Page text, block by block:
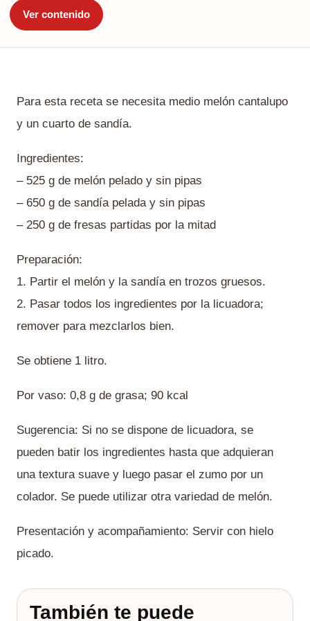
Ver contenido
Para esta receta se necesita medio melón cantalupo
y un cuarto de sandía.
Ingredientes:
– 525 g de melón pelado y sin pipas
– 650 g de sandía pelada y sin pipas
– 250 g de fresas partidas por la mitad
Preparación:
1. Partir el melón y la sandía en trozos gruesos.
2. Pasar todos los ingredientes por la licuadora;
remover para mezclarlos bien.
Se obtiene 1 litro.
Por vaso: 0,8 g de grasa; 90 kcal
Sugerencia: Si no se dispone de licuadora, se
pueden batir los ingredientes hasta que adquieran
una textura suave y luego pasar el zumo por un
colador. Se puede utilizar otra variedad de melón.
Presentación y acompañamiento: Servir con hielo
picado.
También te puede